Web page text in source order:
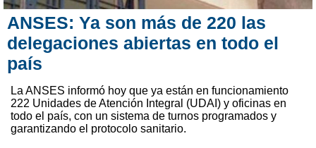
ANSES: Ya son más de 220 las
delegaciones abiertas en todo el
país
La ANSES informó hoy que ya están en funcionamiento
222 Unidades de Atención Integral (UDAI) y oficinas en
todo el país, con un sistema de turnos programados y
garantizando el protocolo sanitario.